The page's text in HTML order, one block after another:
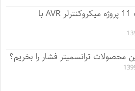
دانلود کتاب 11 پروژه میکروکنترلر AVR با
محصولات ترانسمیتر فشار را بخریم؟